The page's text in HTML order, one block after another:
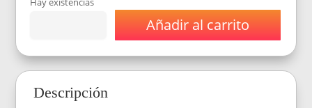
Luxe
QS
Color
Añadir al carrito
Descripción